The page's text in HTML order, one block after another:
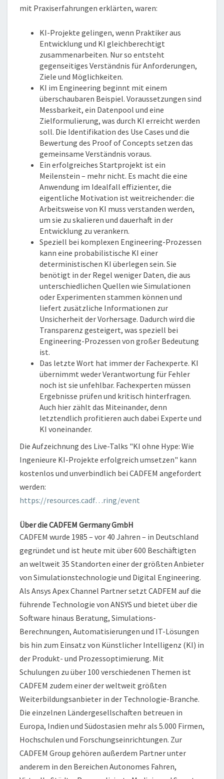
mit Praxiserfahrungen erklärten, waren:
KI-Projekte gelingen, wenn Praktiker aus
Entwicklung und KI gleichberechtigt
zusammenarbeiten. Nur so entsteht
gegenseitiges Verständnis für Anforderungen,
Ziele und Möglichkeiten.
KI im Engineering beginnt mit einem
überschaubaren Beispiel. Voraussetzungen sind
Messbarkeit, ein Datenpool und eine
Zielformulierung, was durch KI erreicht werden
soll. Die Identifikation des Use Cases und die
Bewertung des Proof of Concepts setzen das
gemeinsame Verständnis voraus.
Ein erfolgreiches Startprojekt ist ein
Meilenstein – mehr nicht. Es macht die eine
Anwendung im Idealfall effizienter, die
eigentliche Motivation ist weitreichender: die
Arbeitsweise von KI muss verstanden werden,
um sie zu skalieren und dauerhaft in der
Entwicklung zu verankern.
Speziell bei komplexen Engineering-Prozessen
kann eine probabilistische KI einer
deterministischen KI überlegen sein. Sie
benötigt in der Regel weniger Daten, die aus
unterschiedlichen Quellen wie Simulationen
oder Experimenten stammen können und
liefert zusätzliche Informationen zur
Unsicherheit der Vorhersage. Dadurch wird die
Transparenz gesteigert, was speziell bei
Engineering-Prozessen von großer Bedeutung
ist.
Das letzte Wort hat immer der Fachexperte. KI
übernimmt weder Verantwortung für Fehler
noch ist sie unfehlbar. Fachexperten müssen
Ergebnisse prüfen und kritisch hinterfragen.
Auch hier zählt das Miteinander, denn
letztendlich profitieren auch dabei Experte und
KI voneinander.
Die Aufzeichnung des Live-Talks "KI ohne Hype: Wie
Ingenieure KI-Projekte erfolgreich umsetzen" kann
kostenlos und unverbindlich bei CADFEM angefordert
werden:
https://resources.cadf…ring/event
Über die CADFEM Germany GmbH
CADFEM wurde 1985 – vor 40 Jahren – in Deutschland
gegründet und ist heute mit über 600 Beschäftigten
an weltweit 35 Standorten einer der größten Anbieter
von Simulationstechnologie und Digital Engineering.
Als Ansys Apex Channel Partner setzt CADFEM auf die
führende Technologie von ANSYS und bietet über die
Software hinaus Beratung, Simulations-
Berechnungen, Automatisierungen und IT-Lösungen
bis hin zum Einsatz von Künstlicher Intelligenz (KI) in
der Produkt- und Prozessoptimierung. Mit
Schulungen zu über 100 verschiedenen Themen ist
CADFEM zudem einer der weltweit größten
Weiterbildungsanbieter in der Technologie-Branche.
Die einzelnen Ländergesellschaften betreuen in
Europa, Indien und Südostasien mehr als 5.000 Firmen,
Hochschulen und Forschungseinrichtungen. Zur
CADFEM Group gehören außerdem Partner unter
anderem in den Bereichen Autonomes Fahren,